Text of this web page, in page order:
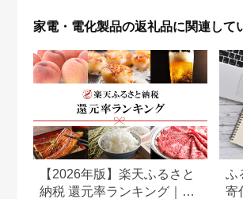
家電・電化製品の返礼品に関連して
【2026年版】楽天ふるさと
納税 還元率ランキング｜高
ふ
寄